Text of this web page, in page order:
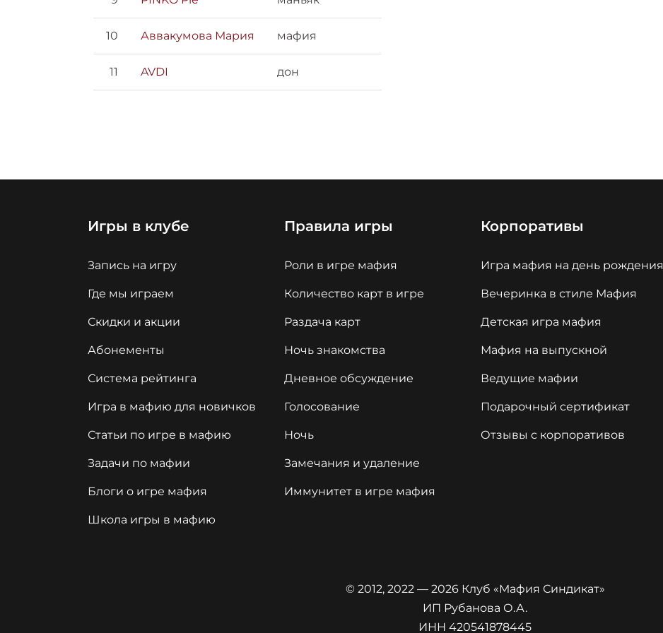
10 Аввакумова Мария мафия
11 AVDI дон
Игры в клубе
Запись на игру
Где мы играем
Скидки и акции
Абонементы
Система рейтинга
Игра в мафию для новичков
Статьи по игре в мафию
Задачи по мафии
Блоги о игре мафия
Школа игры в мафию
Правила игры
Роли в игре мафия
Количество карт в игре
Раздача карт
Ночь знакомства
Дневное обсуждение
Голосование
Ночь
Замечания и удаление
Иммунитет в игре мафия
Корпоративы
Игра мафия на день рождения
Вечеринка в стиле Мафия
Детская игра мафия
Мафия на выпускной
Ведущие мафии
Подарочный сертификат
Отзывы с корпоративов
© 2012, 2022 — 2026 Клуб «Мафия Синдикат»
ИП Рубанова О.А.
ИНН 420541878445